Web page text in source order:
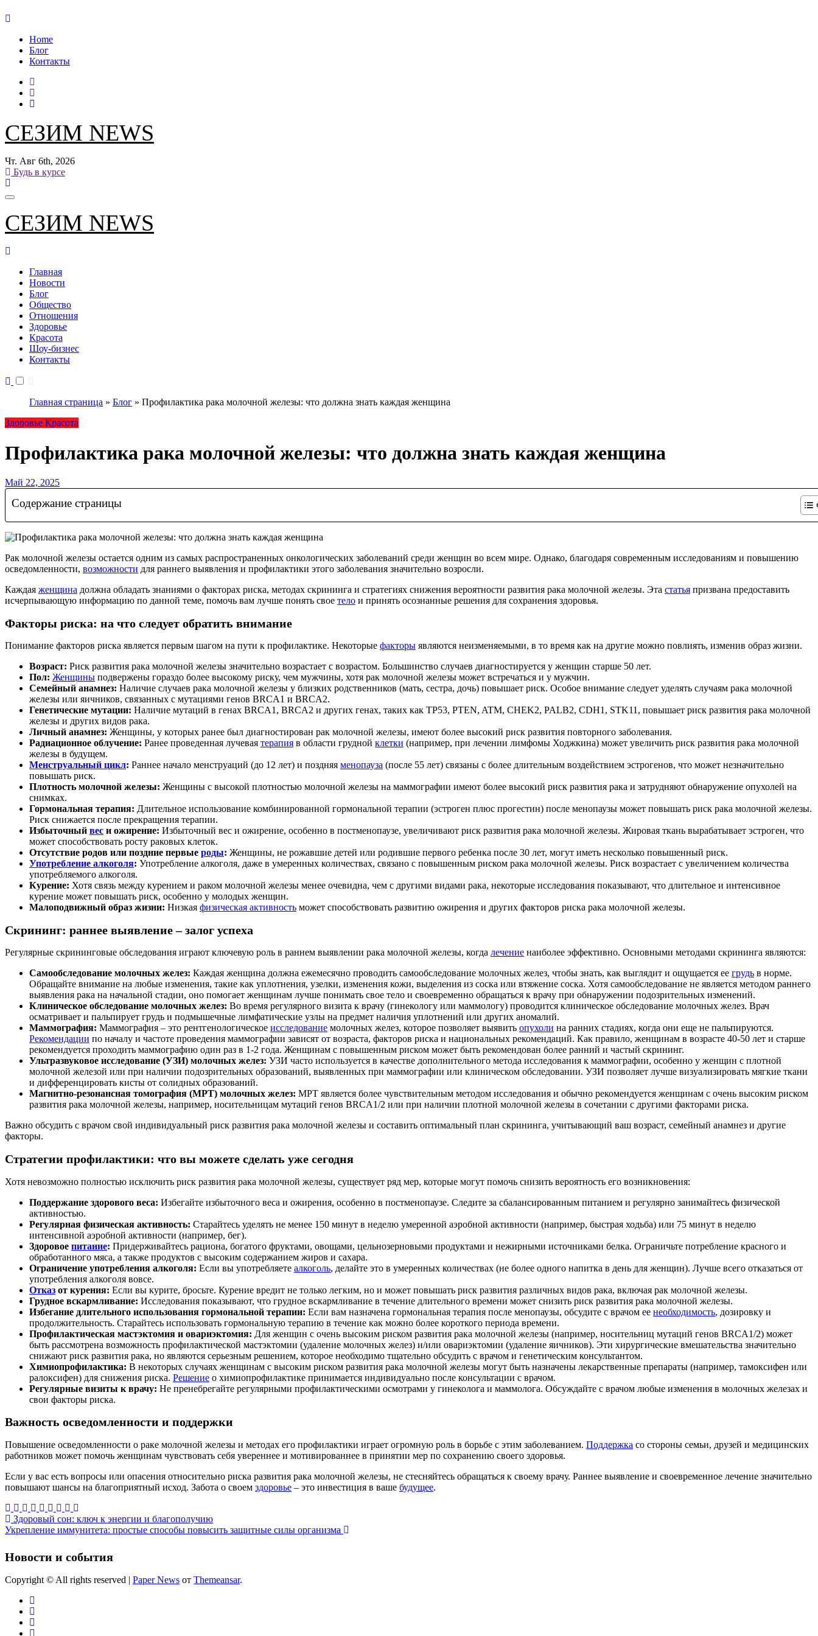
Перейти
содержанию
Home
Блог
Контакты
СЕЗИМ NEWS
Чт. Авг 6th, 2026
Будь в курсе
СЕЗИМ NEWS
Главная
Новости
Блог
Общество
Отношения
Здоровье
Красота
Шоу-бизнес
Контакты
Главная страница » Блог » Профилактика рака молочной железы: что должна знать каждая женщина
Здоровье Красота
Профилактика рака молочной железы: что должна знать каждая женщина
Май 22, 2025
Содержание страницы
Рак молочной железы остается одним из самых распространенных онкологических заболеваний среди женщин во всем мире. Однако, благодаря современным исследованиям и повышению
осведомленности, возможности для раннего выявления и профилактики этого заболевания значительно возросли.
Каждая женщина должна обладать знаниями о факторах риска, методах скрининга и стратегиях снижения вероятности развития рака молочной железы. Эта статья призвана предоставить
исчерпывающую информацию по данной теме, помочь вам лучше понять свое тело и принять осознанные решения для сохранения здоровья.
Факторы риска: на что следует обратить внимание
Понимание факторов риска является первым шагом на пути к профилактике. Некоторые факторы являются неизменяемыми, в то время как на другие можно повлиять, изменив образ жизни.
Возраст: Риск развития рака молочной железы значительно возрастает с возрастом. Большинство случаев диагностируется у женщин старше 50 лет.
Пол: Женщины подвержены гораздо более высокому риску, чем мужчины, хотя рак молочной железы может встречаться и у мужчин.
Семейный анамнез: Наличие случаев рака молочной железы у близких родственников (мать, сестра, дочь) повышает риск. Особое внимание следует уделять случаям рака молочной
железы или яичников, связанных с мутациями генов BRCA1 и BRCA2.
Генетические мутации: Наличие мутаций в генах BRCA1, BRCA2 и других генах, таких как TP53, PTEN, ATM, CHEK2, PALB2, CDH1, STK11, повышает риск развития рака молочной
железы и других видов рака.
Личный анамнез: Женщины, у которых ранее был диагностирован рак молочной железы, имеют более высокий риск развития повторного заболевания.
Радиационное облучение: Ранее проведенная лучевая терапия в области грудной клетки (например, при лечении лимфомы Ходжкина) может увеличить риск развития рака молочной
железы в будущем.
Менструальный цикл: Раннее начало менструаций (до 12 лет) и поздняя менопауза (после 55 лет) связаны с более длительным воздействием эстрогенов, что может незначительно
повышать риск.
Плотность молочной железы: Женщины с высокой плотностью молочной железы на маммографии имеют более высокий риск развития рака и затрудняют обнаружение опухолей на
снимках.
Гормональная терапия: Длительное использование комбинированной гормональной терапии (эстроген плюс прогестин) после менопаузы может повышать риск рака молочной железы.
Риск снижается после прекращения терапии.
Избыточный вес и ожирение: Избыточный вес и ожирение, особенно в постменопаузе, увеличивают риск развития рака молочной железы. Жировая ткань вырабатывает эстроген, что
может способствовать росту раковых клеток.
Отсутствие родов или поздние первые роды: Женщины, не рожавшие детей или родившие первого ребенка после 30 лет, могут иметь несколько повышенный риск.
Употребление алкоголя: Употребление алкоголя, даже в умеренных количествах, связано с повышенным риском рака молочной железы. Риск возрастает с увеличением количества
употребляемого алкоголя.
Курение: Хотя связь между курением и раком молочной железы менее очевидна, чем с другими видами рака, некоторые исследования показывают, что длительное и интенсивное
курение может повышать риск, особенно у молодых женщин.
Малоподвижный образ жизни: Низкая физическая активность может способствовать развитию ожирения и других факторов риска рака молочной железы.
Скрининг: раннее выявление – залог успеха
Регулярные скрининговые обследования играют ключевую роль в раннем выявлении рака молочной железы, когда лечение наиболее эффективно. Основными методами скрининга являются:
Самообследование молочных желез: Каждая женщина должна ежемесячно проводить самообследование молочных желез, чтобы знать, как выглядит и ощущается ее грудь в норме.
Обращайте внимание на любые изменения, такие как уплотнения, узелки, изменения кожи, выделения из соска или втяжение соска. Хотя самообследование не является методом раннего
выявления рака на начальной стадии, оно помогает женщинам лучше понимать свое тело и своевременно обращаться к врачу при обнаружении подозрительных изменений.
Клиническое обследование молочных желез: Во время регулярного визита к врачу (гинекологу или маммологу) проводится клиническое обследование молочных желез. Врач
осматривает и пальпирует грудь и подмышечные лимфатические узлы на предмет наличия уплотнений или других аномалий.
Маммография: Маммография – это рентгенологическое исследование молочных желез, которое позволяет выявить опухоли на ранних стадиях, когда они еще не пальпируются.
Рекомендации по началу и частоте проведения маммографии зависят от возраста, факторов риска и национальных рекомендаций. Как правило, женщинам в возрасте 40-50 лет и старше
рекомендуется проходить маммографию один раз в 1-2 года. Женщинам с повышенным риском может быть рекомендован более ранний и частый скрининг.
Ультразвуковое исследование (УЗИ) молочных желез: УЗИ часто используется в качестве дополнительного метода исследования к маммографии, особенно у женщин с плотной
молочной железой или при наличии подозрительных образований, выявленных при маммографии или клиническом обследовании. УЗИ позволяет лучше визуализировать мягкие ткани
и дифференцировать кисты от солидных образований.
Магнитно-резонансная томография (МРТ) молочных желез: МРТ является более чувствительным методом исследования и обычно рекомендуется женщинам с очень высоким риском
развития рака молочной железы, например, носительницам мутаций генов BRCA1/2 или при наличии плотной молочной железы в сочетании с другими факторами риска.
Важно обсудить с врачом свой индивидуальный риск развития рака молочной железы и составить оптимальный план скрининга, учитывающий ваш возраст, семейный анамнез и другие
факторы.
Стратегии профилактики: что вы можете сделать уже сегодня
Хотя невозможно полностью исключить риск развития рака молочной железы, существует ряд мер, которые могут помочь снизить вероятность его возникновения:
Поддержание здорового веса: Избегайте избыточного веса и ожирения, особенно в постменопаузе. Следите за сбалансированным питанием и регулярно занимайтесь физической
активностью.
Регулярная физическая активность: Старайтесь уделять не менее 150 минут в неделю умеренной аэробной активности (например, быстрая ходьба) или 75 минут в неделю
интенсивной аэробной активности (например, бег).
Здоровое питание: Придерживайтесь рациона, богатого фруктами, овощами, цельнозерновыми продуктами и нежирными источниками белка. Ограничьте потребление красного и
обработанного мяса, а также продуктов с высоким содержанием жиров и сахара.
Ограничение употребления алкоголя: Если вы употребляете алкоголь, делайте это в умеренных количествах (не более одного напитка в день для женщин). Лучше всего отказаться от
употребления алкоголя вовсе.
Отказ от курения: Если вы курите, бросьте. Курение вредит не только легким, но и может повышать риск развития различных видов рака, включая рак молочной железы.
Грудное вскармливание: Исследования показывают, что грудное вскармливание в течение длительного времени может снизить риск развития рака молочной железы.
Избегание длительного использования гормональной терапии: Если вам назначена гормональная терапия после менопаузы, обсудите с врачом ее необходимость, дозировку и
продолжительность. Старайтесь использовать гормональную терапию в течение как можно более короткого периода времени.
Профилактическая мастэктомия и овариэктомия: Для женщин с очень высоким риском развития рака молочной железы (например, носительниц мутаций генов BRCA1/2) может
быть рассмотрена возможность профилактической мастэктомии (удаление молочных желез) и/или овариэктомии (удаление яичников). Эти хирургические вмешательства значительно
снижают риск развития рака, но являются серьезным решением, которое необходимо тщательно обсудить с врачом и генетическим консультантом.
Химиопрофилактика: В некоторых случаях женщинам с высоким риском развития рака молочной железы могут быть назначены лекарственные препараты (например, тамоксифен или
ралоксифен) для снижения риска. Решение о химиопрофилактике принимается индивидуально после консультации с врачом.
Регулярные визиты к врачу: Не пренебрегайте регулярными профилактическими осмотрами у гинеколога и маммолога. Обсуждайте с врачом любые изменения в молочных железах и
свои факторы риска.
Важность осведомленности и поддержки
Повышение осведомленности о раке молочной железы и методах его профилактики играет огромную роль в борьбе с этим заболеванием. Поддержка со стороны семьи, друзей и медицинских
работников может помочь женщинам чувствовать себя увереннее и мотивированнее в принятии мер по сохранению своего здоровья.
Если у вас есть вопросы или опасения относительно риска развития рака молочной железы, не стесняйтесь обращаться к своему врачу. Раннее выявление и своевременное лечение значительно
повышают шансы на благоприятный исход. Забота о своем здоровье – это инвестиция в ваше будущее.
Навигация
по
Здоровый сон: ключ к энергии и благополучию
Укрепление иммунитета: простые способы повысить защитные силы организма
Новости и события
Copyright © All rights reserved | Paper News от Themeansar.